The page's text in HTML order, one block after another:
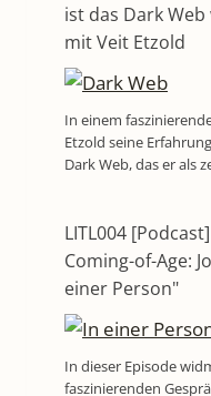
ist das Dark
mit Veit Etzold
In einem
Etzold seine
Dark Web, das er als
LITL004
Coming-of-Age:
einer Person"
In dieser Episode
faszinierenden